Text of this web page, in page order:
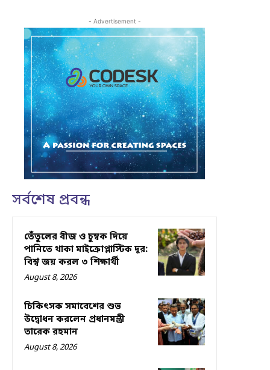
- Advertisement -
সর্বশেষ প্রবন্ধ
তেঁতুলের বীজ ও চুম্বক দিয়ে
পানিতে থাকা মাইক্রোপ্লাস্টিক দূর:
বিশ্ব জয় করল ৩ শিক্ষার্থী
August 8, 2026
চিকিৎসক সমাবেশের শুভ
উদ্বোধন করলেন প্রধানমন্ত্রী
তারেক রহমান
August 8, 2026